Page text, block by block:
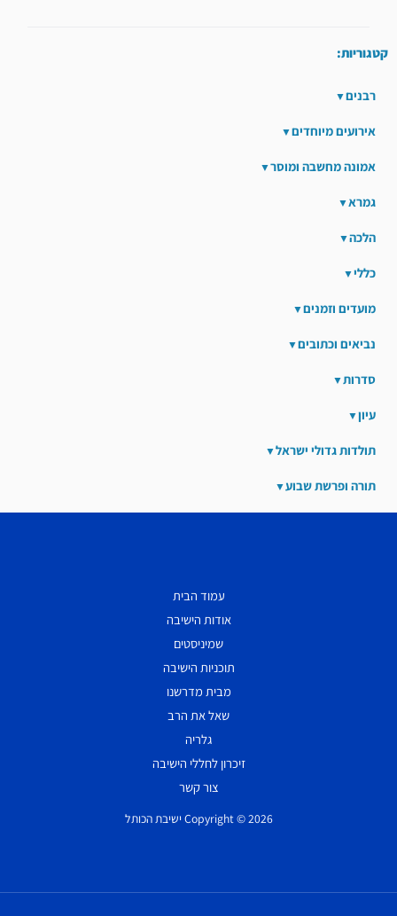
קטגוריות:
רבנים
אירועים מיוחדים
אמונה מחשבה ומוסר
גמרא
הלכה
כללי
מועדים וזמנים
נביאים וכתובים
סדרות
עיון
תולדות גדולי ישראל
תורה ופרשת שבוע
עמוד הבית
אודות הישיבה
שמיניסטים
תוכניות הישיבה
מבית מדרשנו
שאל את הרב
גלריה
זיכרון לחללי הישיבה
צור קשר
Copyright © 2026 ישיבת הכותל